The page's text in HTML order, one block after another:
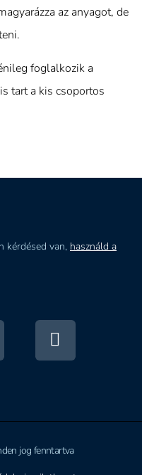
az anyagot, de
foglalkozik a
tart a kis csoportos
kérdésed van, használd a
jog fenntartva